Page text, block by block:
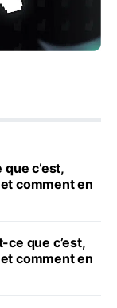
que c’est,
comment en
ce que c’est,
comment en